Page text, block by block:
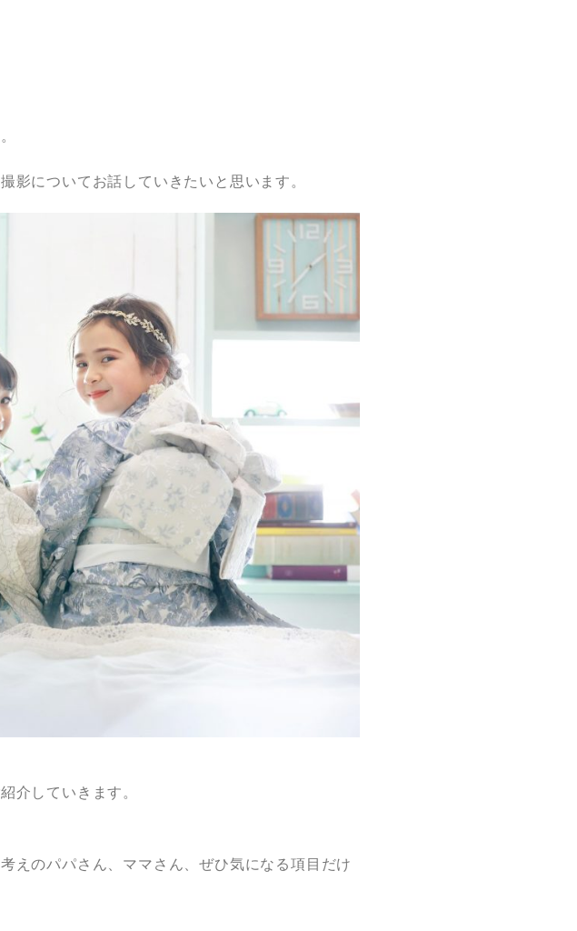
影についてお話していきたいと思います。
介していきます。
えのパパさん、ママさん、ぜひ気になる項目だけ